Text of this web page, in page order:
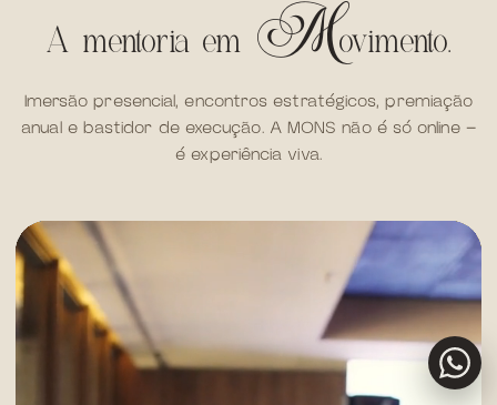
A mentoria em movimento.
Imersão presencial, encontros estratégicos, premiação
anual e bastidor de execução. A MONS não é só online —
é experiência viva.